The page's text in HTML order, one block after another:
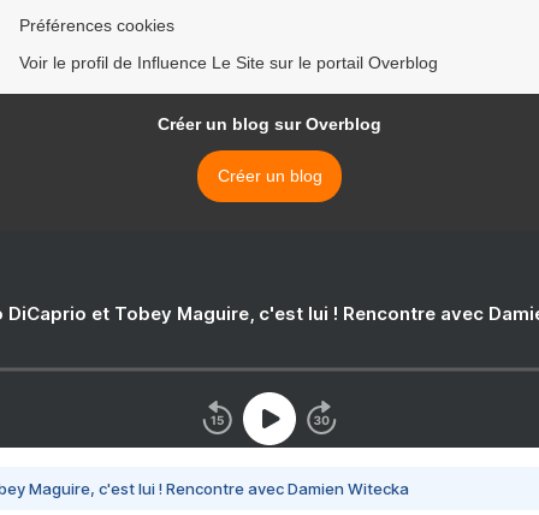
Préférences cookies
Voir le profil de Influence Le Site sur le portail Overblog
Créer un blog sur Overblog
Créer un blog
DiCaprio et Tobey Maguire, c'est lui ! Rencontre avec
Maguire, c'est lui ! Rencontre avec Damien Witecka